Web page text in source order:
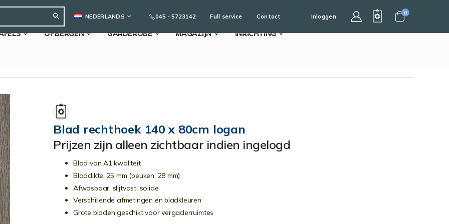
Search
TAALNEDERLANDS 045 - 5723142 Full service Contact Inloggen
Cart
0
OPBERGEN GARDEROBE MAGAZIJN INRICHTING
Blad rechthoek 140 x 80cm logan
Prijzen zijn alleen zichtbaar indien ingelogd
Blad van A1 kwaliteit
Bladdikte: 25 mm (beuken: 28 mm)
Afwasbaar, slijtvast, solide
Verschillende afmetingen en bladkleuren
Grote bladen geschikt voor vergaderruimtes